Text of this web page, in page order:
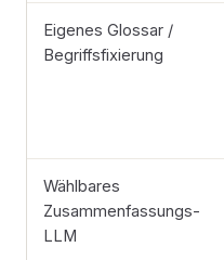
Eigenes Glossar /
Begriffsfixierung
Wählbares
Zusammenfassungs-
LLM